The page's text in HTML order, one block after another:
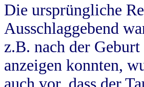
Die ursprüngliche
Ausschlaggebend
z.B. nach der
anzeigen konnten,